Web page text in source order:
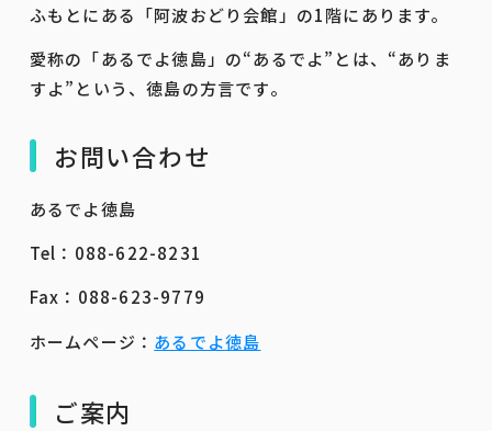
ふもとにある「阿波おどり会館」の1階にあります。
愛称の「あるでよ徳島」の“あるでよ”とは、“ありま
すよ”という、徳島の方言です。
お問い合わせ
あるでよ徳島
Tel：088-622-8231
Fax：088-623-9779
ホームページ： あるでよ徳島
ご案内